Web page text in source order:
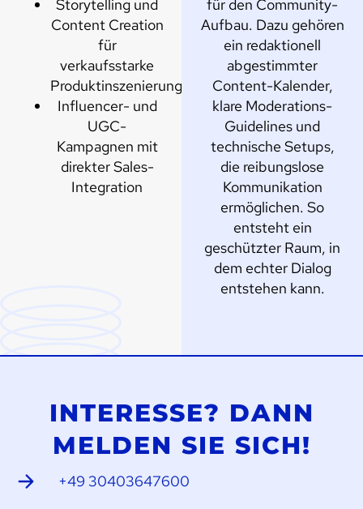
Storytelling und
Content Creation
für
verkaufsstarke
Produktinszenierungen
Influencer- und
UGC-
Kampagnen mit
direkter Sales-
Integration
für den Community-
Aufbau. Dazu gehören
ein redaktionell
abgestimmter
Content-Kalender,
klare Moderations-
Guidelines und
technische Setups,
die reibungslose
Kommunikation
ermöglichen. So
entsteht ein
geschützter Raum, in
dem echter Dialog
entstehen kann.
INTERESSE? DANN
MELDEN SIE SICH!
+49 30403647600